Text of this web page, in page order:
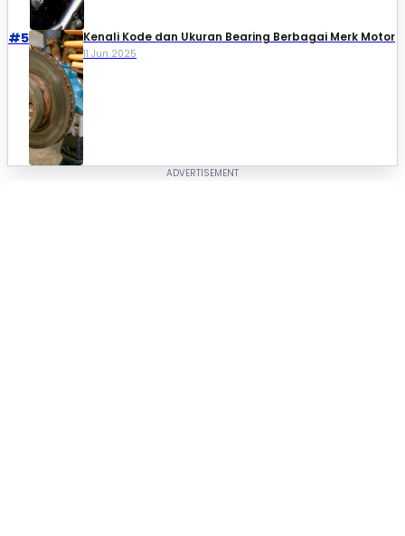
#5 Kenali Kode dan Ukuran Bearing Berbagai Merk Motor
11 Jun 2025